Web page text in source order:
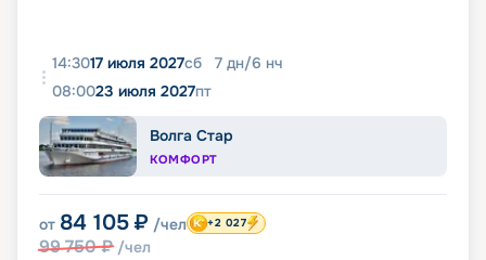
14:3017 июля 2027сб 7 дн/6 нч
08:0023 июля 2027пт
Волга Стар
КОМФОРТ
от 84 105 ₽ /чел
99 750₽ /чел
+2 027